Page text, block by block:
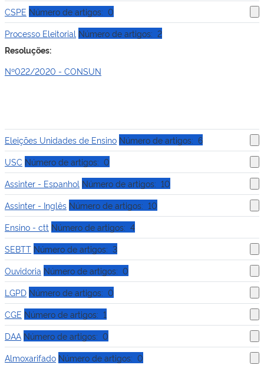
CSPE Número de artigos: 0
Processo Eleitorial Número de artigos: 2
Resoluções:
Nº022/2020 - CONSUN
Eleições Unidades de Ensino Número de artigos: 6
USC Número de artigos: 0
Assinter - Espanhol Número de artigos: 10
Assinter - Inglês Número de artigos: 10
Ensino - ctt Número de artigos: 4
SEBTT Número de artigos: 3
Ouvidoria Número de artigos: 0
LGPD Número de artigos: 0
CGE Número de artigos: 1
DAA Número de artigos: 0
Almoxarifado Número de artigos: 0